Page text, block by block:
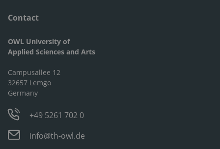
Contact
OWL University of
Applied Sciences and Arts
Campusallee 12
32657 Lemgo
Germany
+49 5261 702 0
info@th-owl.de